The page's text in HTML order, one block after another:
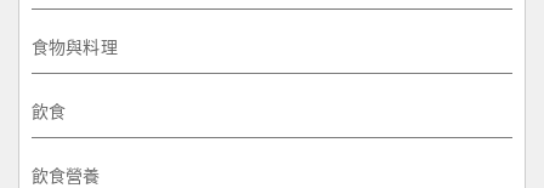
食物與料理
飲食
飲食營養